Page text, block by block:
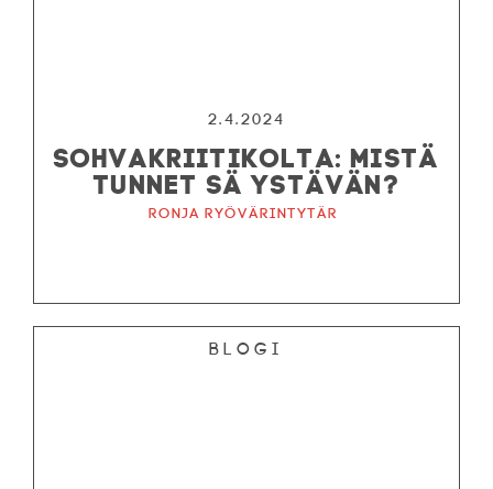
2.4.2024
SOHVAKRIITIKOLTA: MISTÄ
TUNNET SÄ YSTÄVÄN?
Ronja ryövärintytär
Blogi